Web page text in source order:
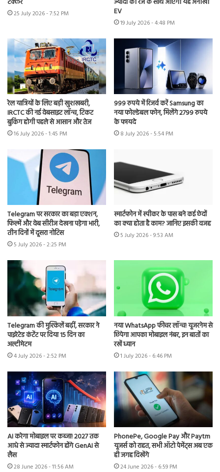
25 July 2026 - 7:52 PM
EV
19 July 2026 - 4:48 PM
रेल यात्रियों के लिए बड़ी खुशखबरी,
IRCTC की नई वेबसाइट लॉन्च, टिकट
बुकिंग होगी पहले से आसान और तेज
16 July 2026 - 1:45 PM
999 रुपये में रिजर्व करें Samsung का
नया फोल्डेबल फोन, मिलेंगे 2799 रुपये
के फायदे
8 July 2026 - 5:54 PM
Telegram पर सरकार का बड़ा एक्शन,
फिल्में और वेब सीरीज देखना पड़ेगा भारी,
तीन दिनों में दूसरा नोटिस
5 July 2026 - 2:25 PM
स्मार्टफोन में स्पीकर के पास बने कई छेदों
का क्या होता है काम? जानिए इसकी वजह
5 July 2026 - 9:53 AM
Telegram की मुश्किलें बढ़ीं, सरकार ने
पाइरेटेड कंटेंट पर दिया 15 दिन का
अल्टीमेटम
4 July 2026 - 2:52 PM
नया WhatsApp फीचर लॉन्च! यूजरनेम से
छिपेगा आपका मोबाइल नंबर, इन बातों का
रखें ध्यान
1 July 2026 - 6:46 PM
AI करेगा मोबाइल पर कब्जा! 2027 तक
आधे से ज्यादा स्मार्टफोन होंगे GenAI से
लैस
28 June 2026 - 11:56 AM
PhonePe, Google Pay और Paytm
यूजर्स को राहत, सभी ऑटो पेमेंट्स अब एक
ही जगह दिखेंगे
24 June 2026 - 6:59 PM